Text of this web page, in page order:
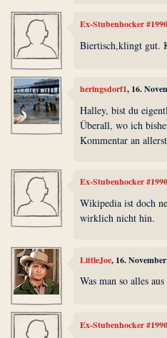
Ex-Stubenhocker
Biertisch,klingt gut.
heringsdorf1, 16.
Halley, bist du
Überall, wo ich
Kommentar an
Ex-Stubenhocker
Wikipedia ist doch
wirklich nicht hin.
LittleJoe, 16.
Was man so alles
Ex-Stubenhocker